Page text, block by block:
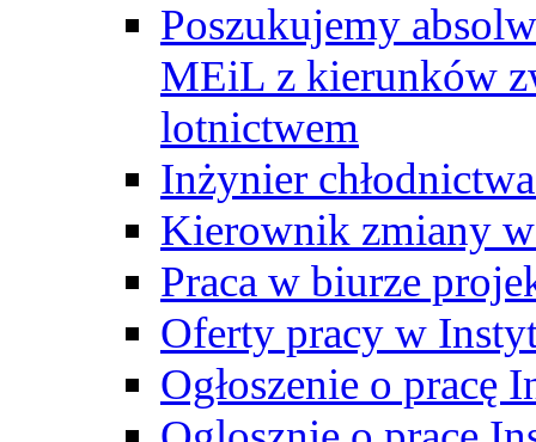
Poszukujemy
MEiL z kierunków
lotnictwem
Inżynier
Kierownik zmiany
Praca w biurze
Oferty pracy w
Ogłoszenie o pracę